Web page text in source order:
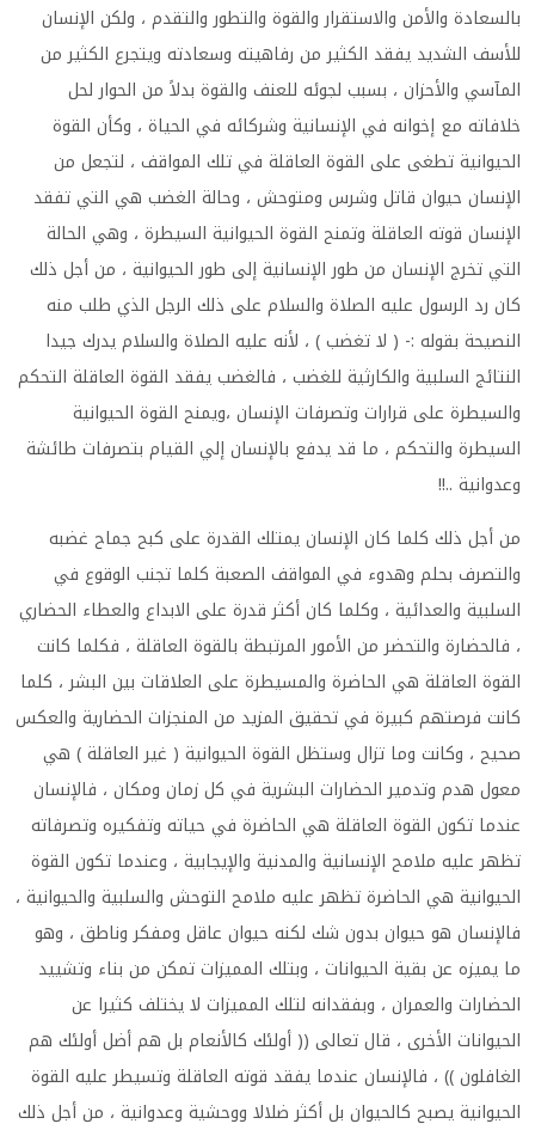
بالسعادة والأمن والاستقرار والقوة والتطور والتقدم ، ولكن الإنسان
للأسف الشديد يفقد الكثير من رفاهيته وسعادته ويتجرع الكثير من
المآسي والأحزان ، بسبب لجوئه للعنف والقوة بدلاً من الحوار لحل
خلافاته مع إخوانه في الإنسانية وشركائه في الحياة ، وكأن القوة
الحيوانية تطغى على القوة العاقلة في تلك المواقف ، لتجعل من
الإنسان حيوان قاتل وشرس ومتوحش ، وحالة الغضب هي التي تفقد
الإنسان قوته العاقلة وتمنح القوة الحيوانية السيطرة ، وهي الحالة
التي تخرج الإنسان من طور الإنسانية إلى طور الحيوانية ، من أجل ذلك
كان رد الرسول عليه الصلاة والسلام على ذلك الرجل الذي طلب منه
النصيحة بقوله :- ( لا تغضب ) ، لأنه عليه الصلاة والسلام يدرك جيدا
النتائج السلبية والكارثية للغضب ، فالغضب يفقد القوة العاقلة التحكم
والسيطرة على قرارات وتصرفات الإنسان ،ويمنح القوة الحيوانية
السيطرة والتحكم ، ما قد يدفع بالإنسان إلي القيام بتصرفات طائشة
وعدوانية ..!!
من أجل ذلك كلما كان الإنسان يمتلك القدرة على كبح جماح غضبه
والتصرف بحلم وهدوء في المواقف الصعبة كلما تجنب الوقوع في
السلبية والعدائية ، وكلما كان أكثر قدرة على الابداع والعطاء الحضاري
، فالحضارة والتحضر من الأمور المرتبطة بالقوة العاقلة ، فكلما كانت
القوة العاقلة هي الحاضرة والمسيطرة على العلاقات بين البشر ، كلما
كانت فرصتهم كبيرة في تحقيق المزيد من المنجزات الحضارية والعكس
صحيح ، وكانت وما تزال وستظل القوة الحيوانية ( غير العاقلة ) هي
معول هدم وتدمير الحضارات البشرية في كل زمان ومكان ، فالإنسان
عندما تكون القوة العاقلة هي الحاضرة في حياته وتفكيره وتصرفاته
تظهر عليه ملامح الإنسانية والمدنية والإيجابية ، وعندما تكون القوة
الحيوانية هي الحاضرة تظهر عليه ملامح التوحش والسلبية والحيوانية ،
فالإنسان هو حيوان بدون شك لكنه حيوان عاقل ومفكر وناطق ، وهو
ما يميزه عن بقية الحيوانات ، وبتلك المميزات تمكن من بناء وتشييد
الحضارات والعمران ، وبفقدانه لتلك المميزات لا يختلف كثيرا عن
الحيوانات الأخرى ، قال تعالى (( أولئك كالأنعام بل هم أضل أولئك هم
الغافلون )) ، فالإنسان عندما يفقد قوته العاقلة وتسيطر عليه القوة
الحيوانية يصبح كالحيوان بل أكثر ضلالا ووحشية وعدوانية ، من أجل ذلك